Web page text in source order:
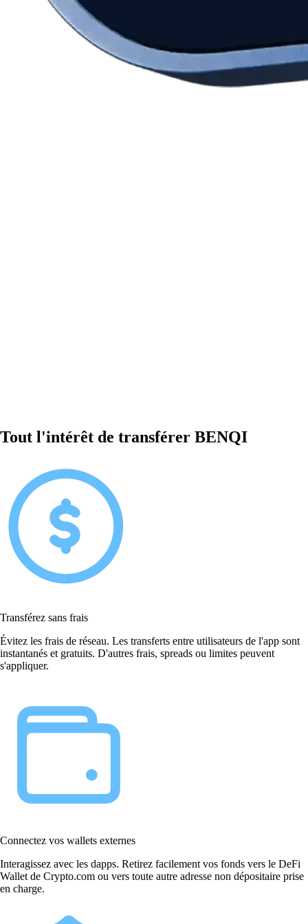
Tout l'intérêt de transférer BENQI
Transférez sans frais
Évitez les frais de réseau. Les transferts entre utilisateurs de l'app sont
instantanés et gratuits. D'autres frais, spreads ou limites peuvent
s'appliquer.
Connectez vos wallets externes
Interagissez avec les dapps. Retirez facilement vos fonds vers le DeFi
Wallet de Crypto.com ou vers toute autre adresse non dépositaire prise
en charge.